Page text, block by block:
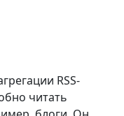
RSS-
читать